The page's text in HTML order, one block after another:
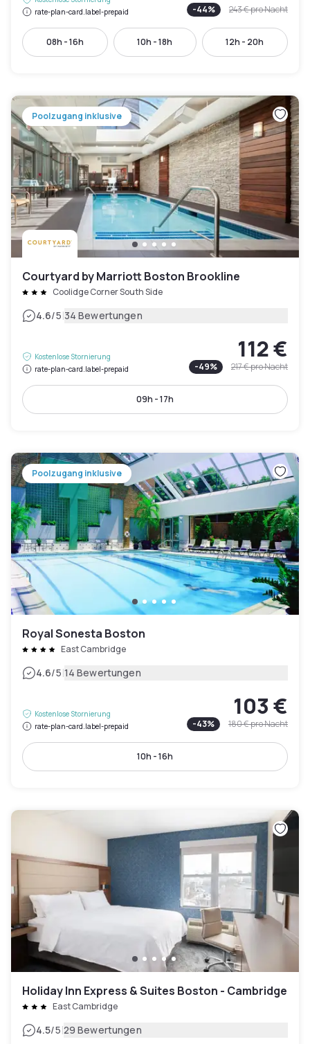
rate-plan-card.label-prepaid
-44% 243 €pro Nacht
08h - 16h 10h - 18h 12h - 20h
Poolzugang inklusive
Courtyard by Marriott Boston Brookline
Coolidge Corner South Side
4.6/5|34 Bewertungen
Kostenlose Stornierung
rate-plan-card.label-prepaid
112 €
-49% 217 €pro Nacht
09h - 17h
Poolzugang inklusive
Royal Sonesta Boston
East Cambridge
4.6/5|14 Bewertungen
Kostenlose Stornierung
rate-plan-card.label-prepaid
103 €
-43% 180 €pro Nacht
10h - 16h
Holiday Inn Express & Suites Boston - Cambridge
East Cambridge
4.5/5|29 Bewertungen